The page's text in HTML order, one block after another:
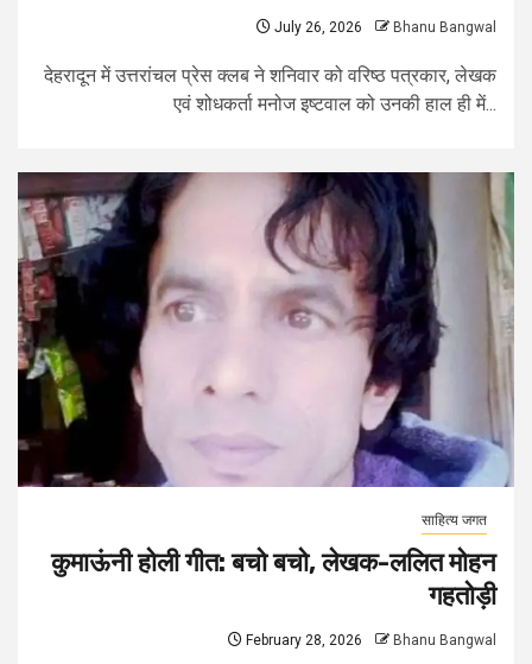
July 26, 2026 Bhanu Bangwal
देहरादून में उत्तरांचल प्रेस क्लब ने शनिवार को वरिष्ठ पत्रकार, लेखक
एवं शोधकर्ता मनोज इष्टवाल को उनकी हाल ही में...
साहित्य जगत
कुमाऊंनी होली गीत: बचो बचो, लेखक-ललित मोहन
गहतोड़ी
February 28, 2026 Bhanu Bangwal